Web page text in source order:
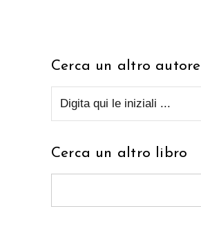
Cerca un altro autore
Cerca un altro libro